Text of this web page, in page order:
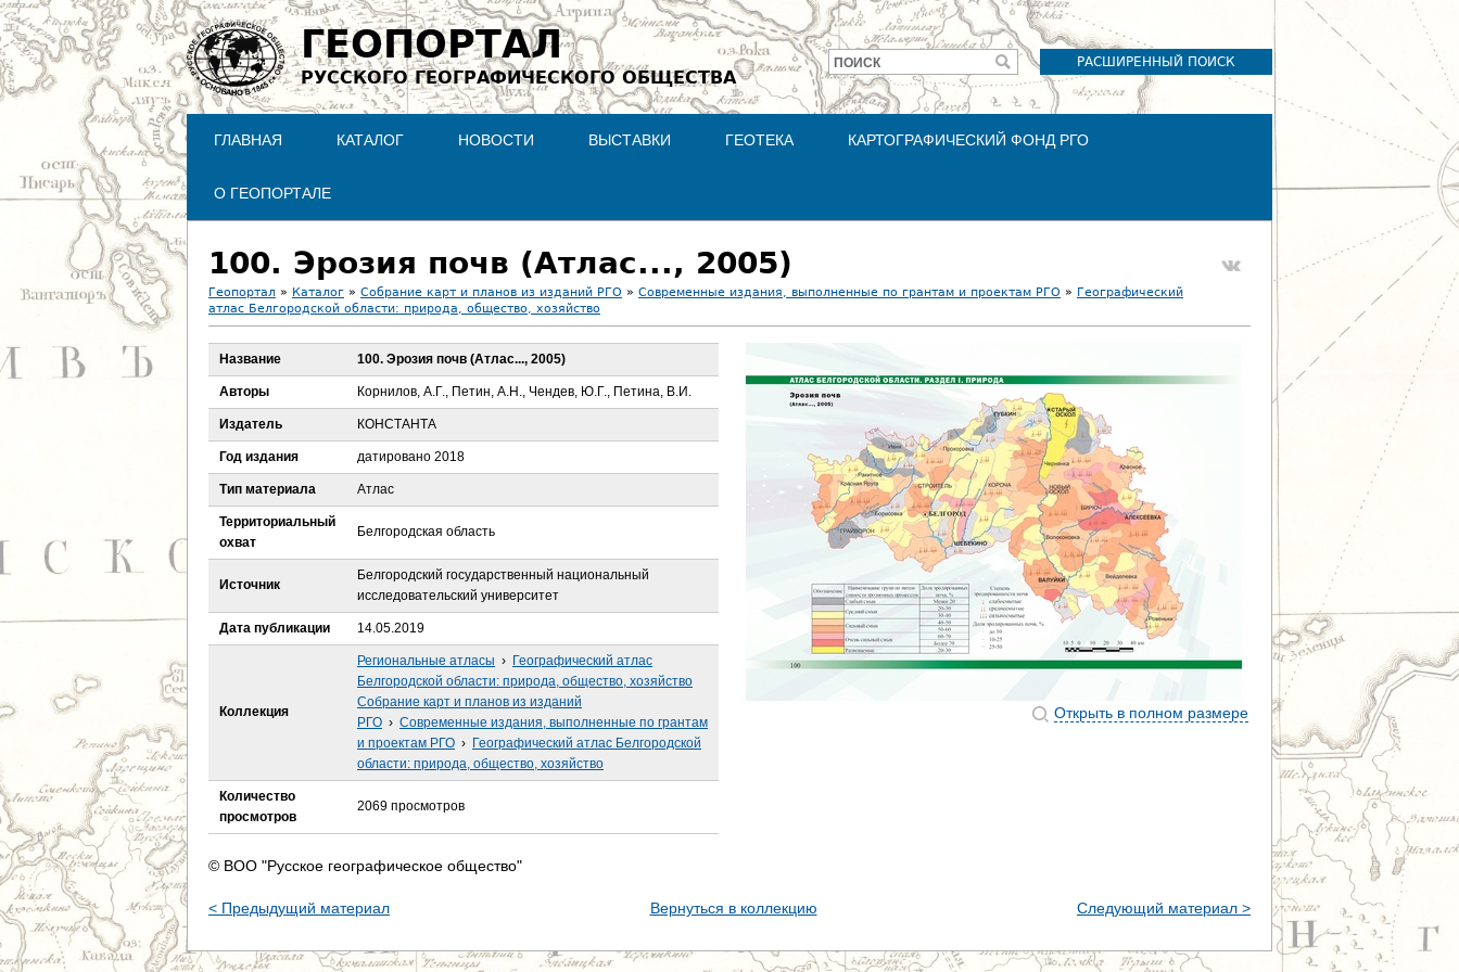
Jump to navigation
ГЕОПОРТАЛ
РУССКОГО ГЕОГРАФИЧЕСКОГО ОБЩЕСТВА
РАСШИРЕННЫЙ ПОИСК
Форма
поиска
ПОИСК
ГЛАВНАЯ КАТАЛОГ НОВОСТИ ВЫСТАВКИ ГЕОТЕКА КАРТОГРАФИЧЕСКИЙ ФОНД РГО
О ГЕОПОРТАЛЕ
100. Эрозия почв (Атлас..., 2005)
В
ы
з
д
с
ь
Геопортал » Каталог » Собрание карт и планов из изданий РГО » Современные издания, выполненные по грантам и проектам РГО » Географический
атлас Белгородской области: природа, общество, хозяйство
Открыть в полном размере
Название 100. Эрозия почв (Атлас..., 2005)
Авторы Корнилов, А.Г., Петин, А.Н., Чендев, Ю.Г., Петина, В.И.
Издатель КОНСТАНТА
Год издания датировано 2018
Тип материала Атлас
Территориальный
охват
Белгородская область
Источник
Белгородский государственный национальный
исследовательский университет
Дата публикации 14.05.2019
Коллекция
Региональные атласы › Географический атлас
Белгородской области: природа, общество, хозяйство
Собрание карт и планов из изданий
РГО › Современные издания, выполненные по грантам
и проектам РГО › Географический атлас Белгородской
области: природа, общество, хозяйство
Количество
просмотров
2069 просмотров
© ВОО "Русское географическое общество"
< Предыдущий материал Вернуться в коллекцию Следующий материал >